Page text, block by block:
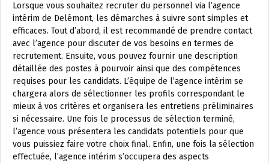
Lorsque vous souhaitez recruter du personnel via l’agence
intérim de Delémont, les démarches à suivre sont simples et
efficaces. Tout d’abord, il est recommandé de prendre contact
avec l’agence pour discuter de vos besoins en termes de
recrutement. Ensuite, vous pouvez fournir une description
détaillée des postes à pourvoir ainsi que des compétences
requises pour les candidats. L’équipe de l’agence intérim se
chargera alors de sélectionner les profils correspondant le
mieux à vos critères et organisera les entretiens préliminaires
si nécessaire. Une fois le processus de sélection terminé,
l’agence vous présentera les candidats potentiels pour que
vous puissiez faire votre choix final. Enfin, une fois la sélection
effectuée, l’agence intérim s’occupera des aspects